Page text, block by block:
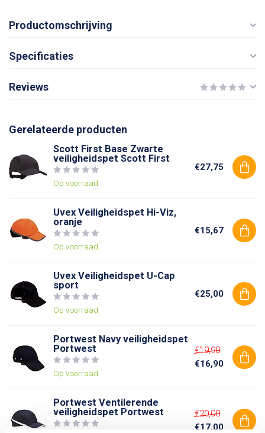
Productomschrijving
Specificaties
Reviews
Gerelateerde producten
Scott First Base Zwarte
veiligheidspet Scott First
Op voorraad
€27,75
Uvex Veiligheidspet Hi-Viz,
oranje
Op voorraad
€15,67
Uvex Veiligheidspet U-Cap
sport
Op voorraad
€25,00
Portwest Navy veiligheidspet
Portwest
Op voorraad
€19,90
€16,90
Portwest Ventilerende
veiligheidspet Portwest
€20,00
€17,00